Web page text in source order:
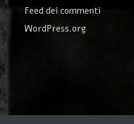
Feed dei commenti
WordPress.org